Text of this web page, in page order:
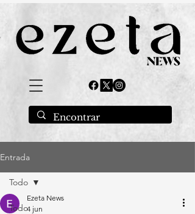
Entrada
Todo
Todo
Ezeta News
4 jun